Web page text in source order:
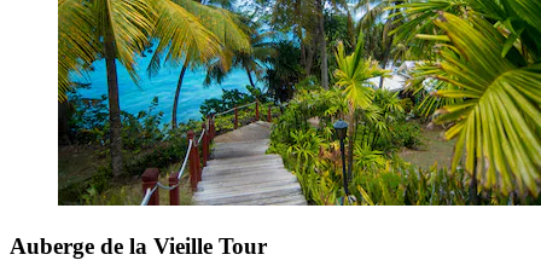
Auberge de la Vieille Tour